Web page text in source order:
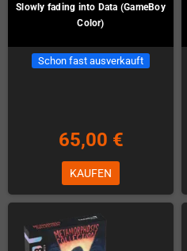
Slowly fading into Data (GameBoy
Color)
Schon fast ausverkauft
65,00 €
KAUFEN